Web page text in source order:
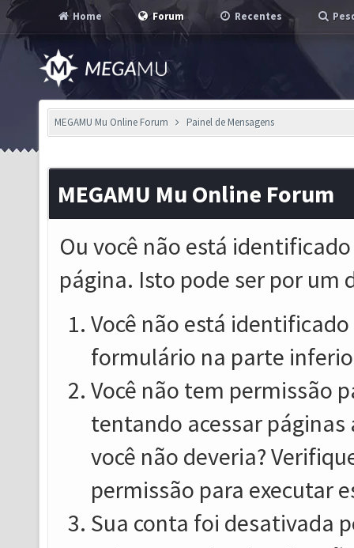
Home Forum Recentes
MEGAMU Mu Online Forum Painel de Mensagens
MEGAMU Mu Online Forum
Ou você não está
página. Isto pode ser por um
Você não está
formulário na parte
Você não tem permissão
tentando acessar
você não deveria?
permissão para executar
Sua conta foi desativada